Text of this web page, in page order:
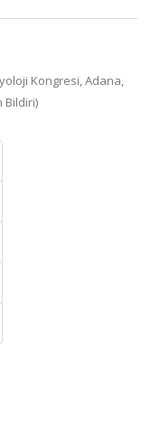
Kongresi, Adana,
Bildiri)